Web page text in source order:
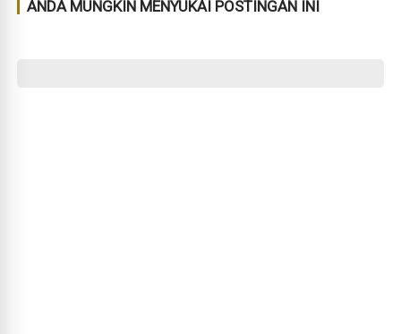
ANDA MUNGKIN MENYUKAI POSTINGAN INI